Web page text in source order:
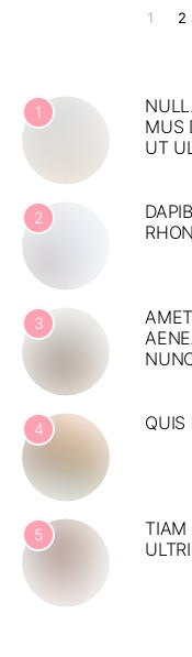
1 2
1
MUS
UT
2
3
4 QUIS
5
TIAM